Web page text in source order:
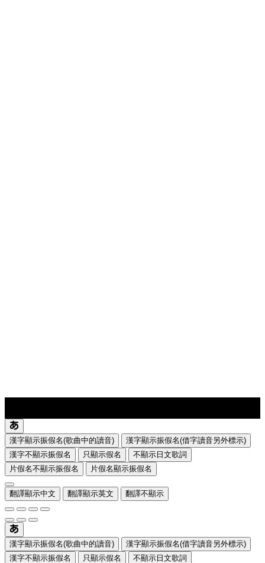
漢字顯示振假名(歌曲中的讀音)
漢字顯示振假名(借字讀音另外標示)
漢字不顯示振假名
只顯示假名
不顯示日文歌詞
片假名不顯示振假名
片假名顯示振假名
翻譯顯示中文 翻譯顯示英文 翻譯不顯示
漢字顯示振假名(歌曲中的讀音)
漢字顯示振假名(借字讀音另外標示)
漢字不顯示振假名
只顯示假名
不顯示日文歌詞